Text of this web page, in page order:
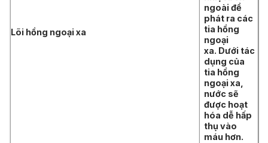
Lõi hồng ngoại xa
ngoài để
phát ra các
tia hồng
ngoại
xa. Dưới tác
dụng của
tia hồng
ngoại xa,
nước sẽ
được hoạt
hóa dễ hấp
thụ vào
máu hơn.